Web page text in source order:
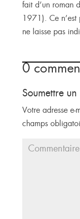
fait d’un roman
1971). Ce
ne laisse pas
0
Soumettre
Votre adresse
champs